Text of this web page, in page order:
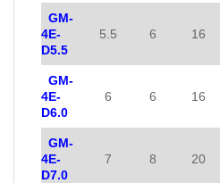
GM-
4E-
D5.5
5.5 6 16
GM-
4E-
D6.0
6 6 16
GM-
4E-
D7.0
7 8 20